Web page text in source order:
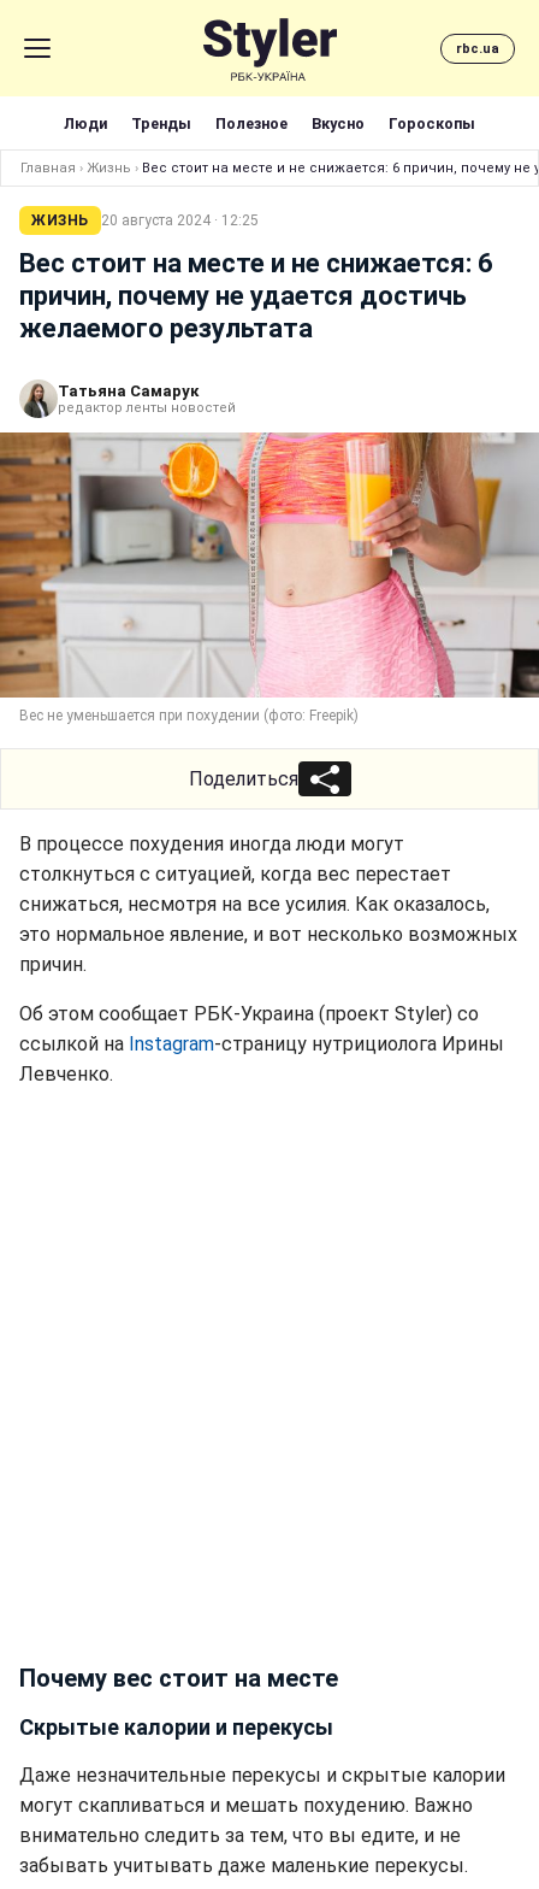
rbc.ua
Люди Тренды Полезное Вкусно Гороскопы
Главная › Жизнь › Вес стоит на месте и не снижается: 6 причин, почему не
ЖИЗНЬ 20 августа 2024 · 12:25
Вес стоит на месте и не снижается: 6
причин, почему не удается достичь
желаемого результата
Татьяна Самарук
редактор ленты новостей
Вес не уменьшается при похудении (фото: Freepik)
Поделиться
В процессе похудения иногда люди могут
столкнуться с ситуацией, когда вес перестает
снижаться, несмотря на все усилия. Как оказалось,
это нормальное явление, и вот несколько возможных
причин.
Об этом сообщает РБК-Украина (проект Styler) со
ссылкой на Instagram-страницу нутрициолога Ирины
Левченко.
Почему вес стоит на месте
Скрытые калории и перекусы
Даже незначительные перекусы и скрытые калории
могут скапливаться и мешать похудению. Важно
внимательно следить за тем, что вы едите, и не
забывать учитывать даже маленькие перекусы.